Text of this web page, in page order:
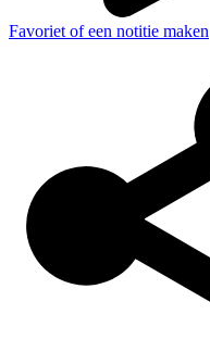
Favoriet of een notitie maken